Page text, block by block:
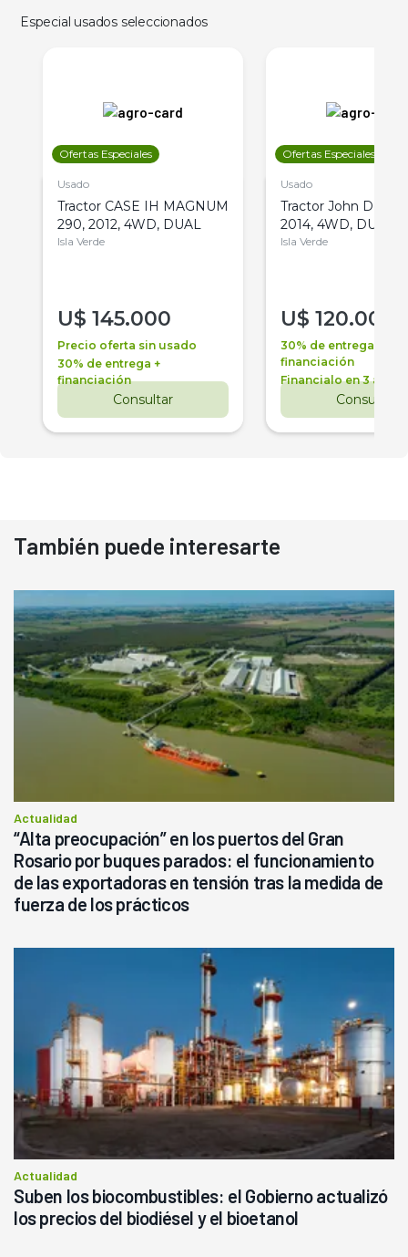
Especial usados seleccionados
Ofertas Especiales
Usado
Tractor CASE IH MAGNUM
290, 2012, 4WD, DUAL
Isla Verde
U$ 145.000
Precio oferta sin usado
30% de entrega +
financiación
Consultar
Ofertas Especiales
Usado
Tractor John Deere
2014, 4WD, DUAL
Isla Verde
U$ 120.000
30% de entrega +
financiación
Financialo en 3 años
Consultar
También puede interesarte
Actualidad
“Alta preocupación” en los puertos del Gran
Rosario por buques parados: el funcionamiento
de las exportadoras en tensión tras la medida de
fuerza de los prácticos
Actualidad
Suben los biocombustibles: el Gobierno actualizó
los precios del biodiésel y el bioetanol